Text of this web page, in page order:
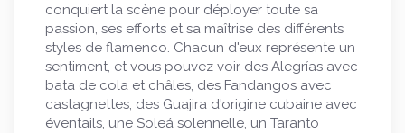
conquiert la scène pour déployer toute sa
passion, ses efforts et sa maîtrise des différents
styles de flamenco. Chacun d'eux représente un
sentiment, et vous pouvez voir des Alegrías avec
bata de cola et châles, des Fandangos avec
castagnettes, des Guajira d'origine cubaine avec
éventails, une Soleá solennelle, un Taranto